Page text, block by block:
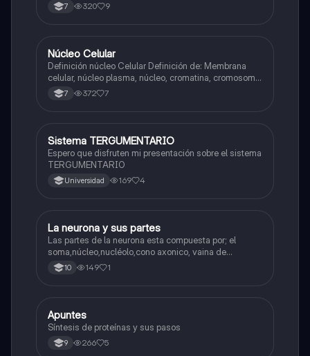
7 320 9
Biologia
Núcleo Celular
Definición núcleo Celular Definición de: Membrana
celular, núcleo plasma, núcleo, cromatina, cromosoma
Interfase Fases de la interfase
7 372 7
Biologia
Sistema TERGUMENTARIO
Espero que disfruten mi presentación sobre el sistema
TERGUMENTARIO
Universidad 169 4
Biologia
La neurona y sus partes
Las partes de la neurona esta compuesta por; el
soma,núcleo,nucléolo,cono axonico, vaina de
mielina,celula schwan,núcleo de schwann,nódulo de
Ranvier,terminal axonico Arborizacion terminal, botón
10 149 1
Biologia
Apuntes
Síntesis de proteínas y sus pasos
9 266 5